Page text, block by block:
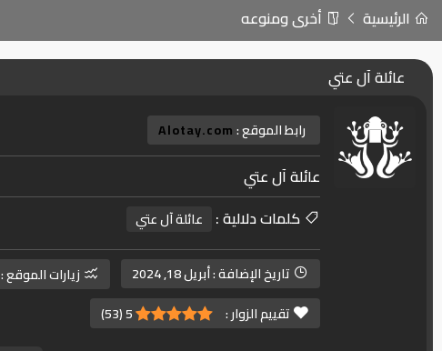
الرئيسية أخرى ومنوعه
عائلة آل عتي
رابط الموقع :Alotay.com
عائلة آل عتي
كلمات دلالية :
عائلة آل عتي
تاريخ الإضافة :أبريل 18, 2024 زيارات الموقع :
تقييم الزوار :
5
(
53
)